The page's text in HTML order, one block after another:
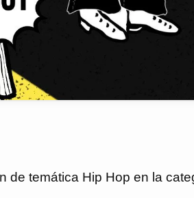
de temática Hip Hop en la